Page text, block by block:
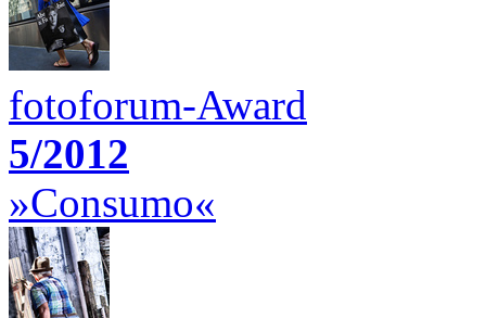
fotoforum-Award
5/2012
»Consumo«